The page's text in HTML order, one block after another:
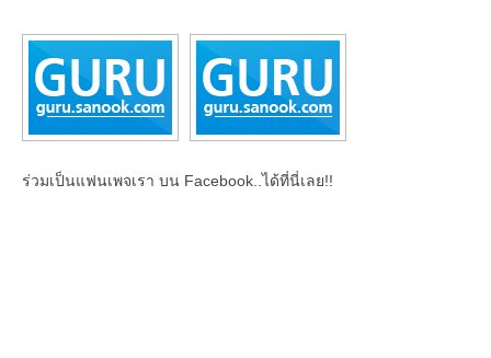
ร่วมเป็นแฟนเพจเรา บน Facebook..ได้ที่นี่เลย!!